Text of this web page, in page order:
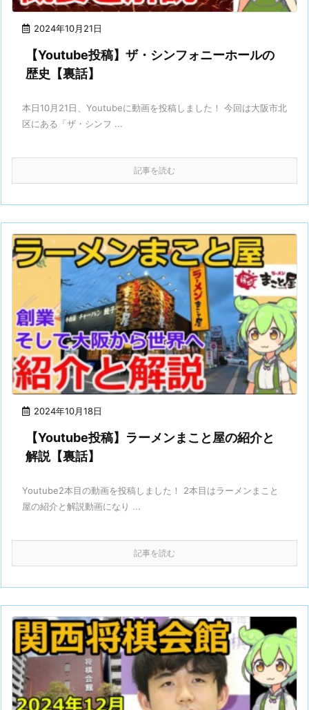
2024年10月21日
【Youtube投稿】ザ・シンフォニーホールの
歴史【裏話】
本日10月21日、Youtubeに動画を投稿しました！ 今回は大阪市北
区にある「ザ・シンフ ...
記事を読む
2024年10月18日
【Youtube投稿】ラーメンまこと屋の紹介と
解説【裏話】
Youtube2本目の動画を投稿しました！ 2本目はラーメンまこと
屋の紹介と解説動画になり ...
記事を読む